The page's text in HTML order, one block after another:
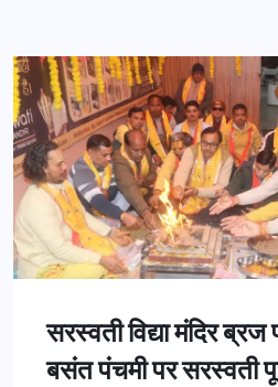
सरस्वती विद्या मंदिर
बसंत पंचमी पर सरस्वती